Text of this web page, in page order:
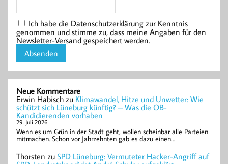
Ich habe die Datenschutzerklärung zur Kenntnis
genommen und stimme zu, dass meine Angaben für den
Newsletter-Versand gespeichert werden.
Neue Kommentare
Erwin Habisch zu Klimawandel, Hitze und Unwetter: Wie
schützt sich Lüneburg künftig? – Was die OB-
Kandidierenden vorhaben
29. Juli 2026
Wenn es um Grün in der Stadt geht, wollen scheinbar alle Parteien
mitmachen. Schon vor Jahrzehnten gab es dazu einen…
Thorsten zu SPD Lüneburg: Vermuteter Hacker-Angriff auf